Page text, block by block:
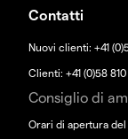
Contatti
Nuovi clienti: +41
Clienti: +41 (0)58 810
Consiglio di
Orari di apertura